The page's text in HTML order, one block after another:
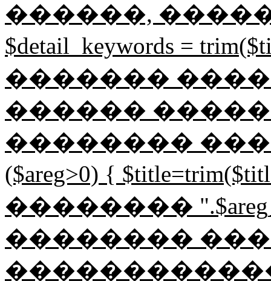
������,
$detail_keywords =
�������
������
��������
($areg>0) {
��������
��������